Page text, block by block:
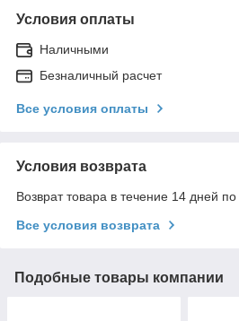
Условия оплаты
Наличными
Безналичный расчет
Все условия оплаты
Условия возврата
Возврат товара в течение 14 дней
Все условия возврата
Подобные товары компании